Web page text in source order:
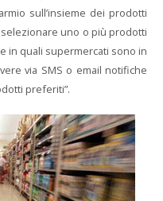
sull’insieme dei prodotti
uno o più prodotti
in quali supermercati sono in
via SMS o email notifiche
preferiti”.